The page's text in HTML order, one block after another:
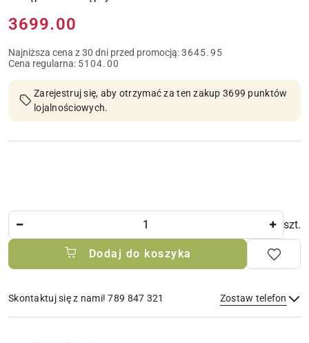
Cena:
3699.00
Najniższa cena z 30 dni przed promocją:3645.95
Cena regularna: 5104.00
Zarejestruj się, aby otrzymać za ten zakup 3699 punktów
lojalnościowych.
szt.
Dodaj do koszyka
Skontaktuj się z nami! 789 847 321 Zostaw telefon